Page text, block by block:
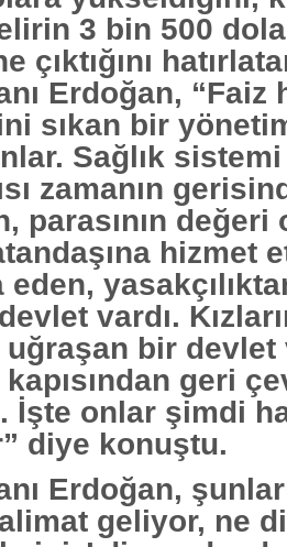
3 bin 500
çıktığını
Erdoğan, “Faiz
sıkan bir
Sağlık
zamanın
parasının değeri
hizmet
vardı.
bir devlet
geri
İşte onlar şimdi
diye konuştu.
Erdoğan,
geliyor, ne